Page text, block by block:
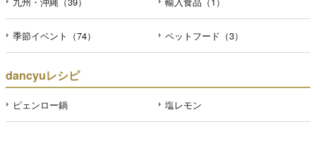
季節イベント（74） ペットフード（3）
dancyuレシピ
ピェンロー鍋 塩レモン